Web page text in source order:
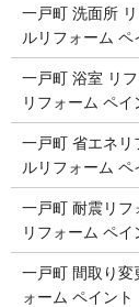
一戸町 洗面所
ルリフォーム
一戸町 浴室 リ
リフォーム ペ
一戸町 省エネリ
ルリフォーム
一戸町 耐震リフ
リフォーム ペ
一戸町 間取り変
ォーム ペイン